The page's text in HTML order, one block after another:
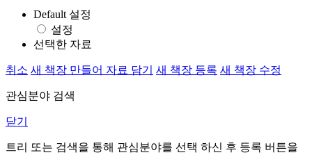
Default 설정
설정
선택한 자료
취소 새 책장 만들어 자료 담기 새 책장 등록 새 책장 수정
관심분야 검색
닫기
트리 또는 검색을 통해 관심분야를 선택 하신 후 등록 버튼을